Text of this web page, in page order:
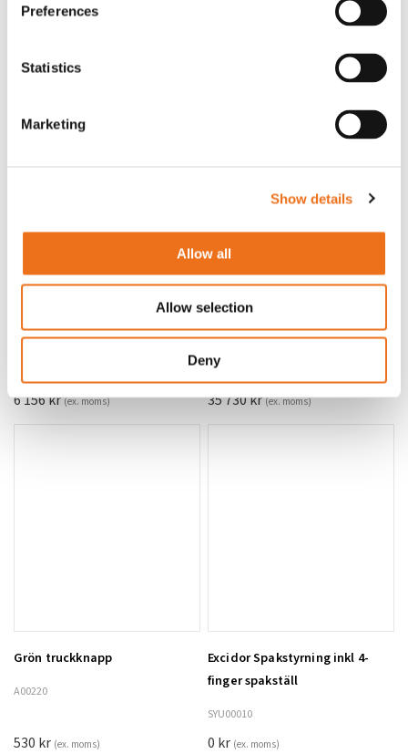
Preferences
Statistics
Marketing
Show details
Allow all
Allow selection
Deny
Lägg till i varukorg
Kolvstång
6 156kr (ex. moms)
Rotor, komplett med slagor
OR80013456G
35 730kr (ex. moms)
Lägg till i varukorg
Grön truckknapp
A00220
530 kr (ex. moms)
Excidor Spakstyrning inkl 4-
finger spakställ
SYU00010
0 kr (ex. moms)